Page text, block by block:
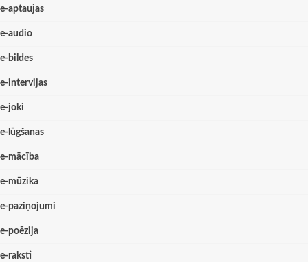
e-aptaujas
e-audio
e-bildes
e-intervijas
e-joki
e-lūgšanas
e-mācība
e-mūzika
e-paziņojumi
e-poēzija
e-raksti